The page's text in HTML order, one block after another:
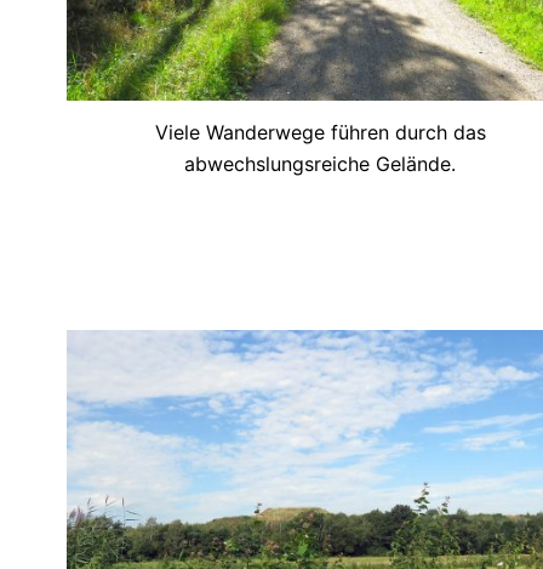
Viele Wanderwege führen durch das
abwechslungsreiche Gelände.